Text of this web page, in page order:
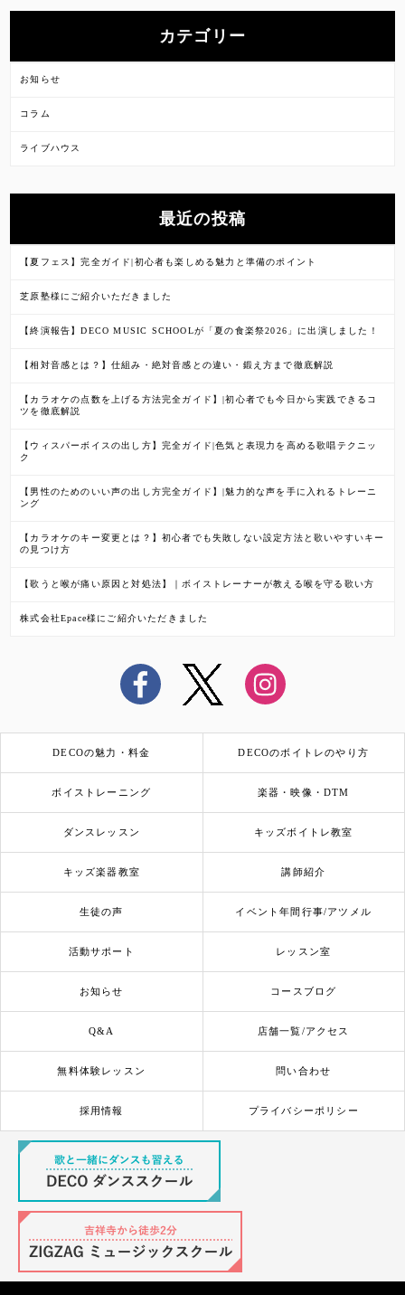
カテゴリー
お知らせ
コラム
ライブハウス
最近の投稿
【夏フェス】完全ガイド|初心者も楽しめる魅力と準備のポイント
芝原塾様にご紹介いただきました
【終演報告】DECO MUSIC SCHOOLが「夏の食楽祭2026」に出演しました！
【相対音感とは？】仕組み・絶対音感との違い・鍛え方まで徹底解説
【カラオケの点数を上げる方法完全ガイド】|初心者でも今日から実践できるコ
ツを徹底解説
【ウィスパーボイスの出し方】完全ガイド|色気と表現力を高める歌唱テクニッ
ク
【男性のためのいい声の出し方完全ガイド】|魅力的な声を手に入れるトレーニ
ング
【カラオケのキー変更とは？】初心者でも失敗しない設定方法と歌いやすいキー
の見つけ方
【歌うと喉が痛い原因と対処法】｜ボイストレーナーが教える喉を守る歌い方
株式会社Epace様にご紹介いただきました
DECOの魅力・料金 DECOのボイトレのやり方
ボイストレーニング 楽器・映像・DTM
ダンスレッスン キッズボイトレ教室
キッズ楽器教室 講師紹介
生徒の声 イベント年間行事/アツメル
活動サポート レッスン室
お知らせ コースブログ
Q&A 店舗一覧/アクセス
無料体験レッスン 問い合わせ
採用情報 プライバシーポリシー